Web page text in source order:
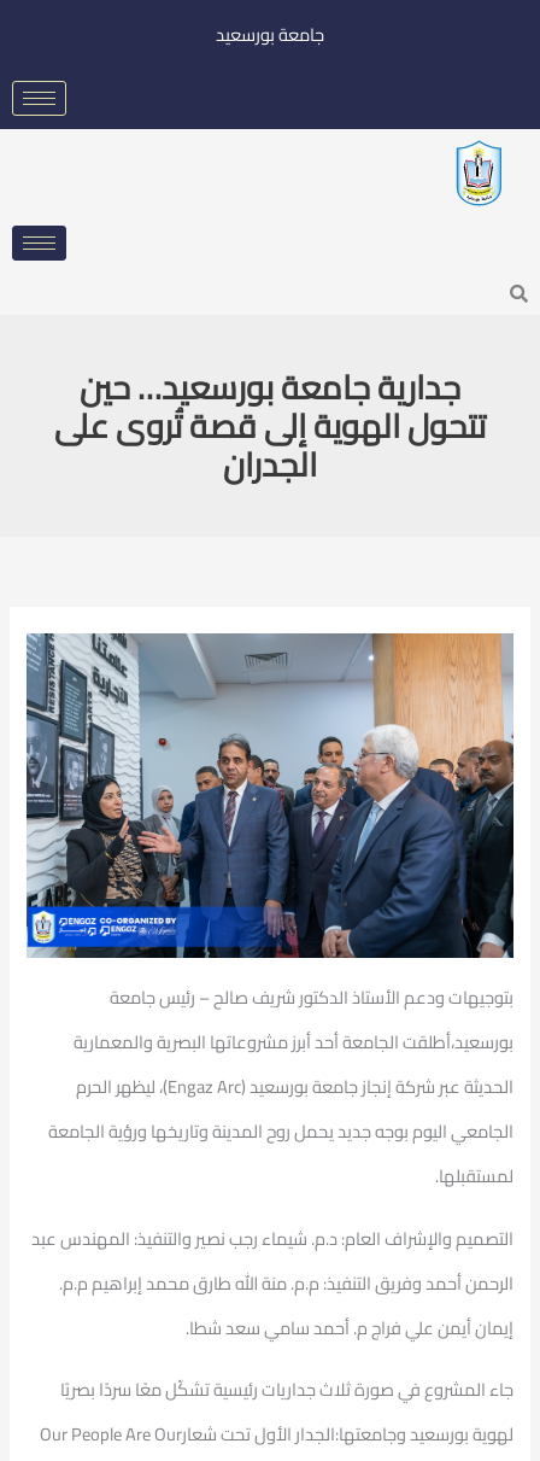
جامعة بورسعيد
Search
جدارية جامعة بورسعيد… حين
تتحول الهوية إلى قصة تُروى على
الجدران
بتوجيهات ودعم الأستاذ الدكتور شريف صالح – رئيس جامعة
بورسعيد،أطلقت الجامعة أحد أبرز مشروعاتها البصرية والمعمارية
الحديثة عبر شركة إنجاز جامعة بورسعيد (Engaz Arc)، ليظهر الحرم
الجامعي اليوم بوجه جديد يحمل روح المدينة وتاريخها ورؤية الجامعة
لمستقبلها.
التصميم والإشراف العام: د.م. شيماء رجب نصير والتنفيذ: المهندس عبد
الرحمن أحمد وفريق التنفيذ: م.م. منة الله طارق محمد إبراهيم م.م.
إيمان أيمن علي فراج م. أحمد سامي سعد شطا.
جاء المشروع في صورة ثلاث جداريات رئيسية تشكّل معًا سردًا بصريًا
لهوية بورسعيد وجامعتها:الجدار الأول تحت شعارOur People Are Our